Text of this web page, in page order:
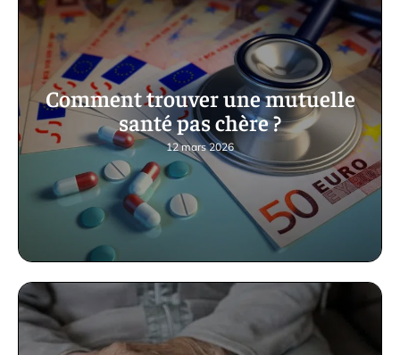
Comment trouver une mutuelle
santé pas chère ?
12 mars 2026